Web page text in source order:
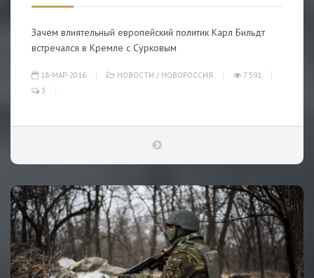
Зачем влиятельный европейский политик Карл Бильдт
встречался в Кремле с Сурковым
18-МАР-2016 НОВОСТИ / НОВОРОССИЯ
7 591
3